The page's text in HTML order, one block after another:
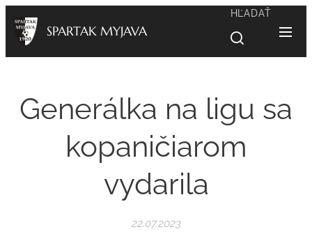
SPARTAK MYJAVA
HĽADAŤ
Generálka na ligu sa
kopaničiarom
vydarila
22.07.2023